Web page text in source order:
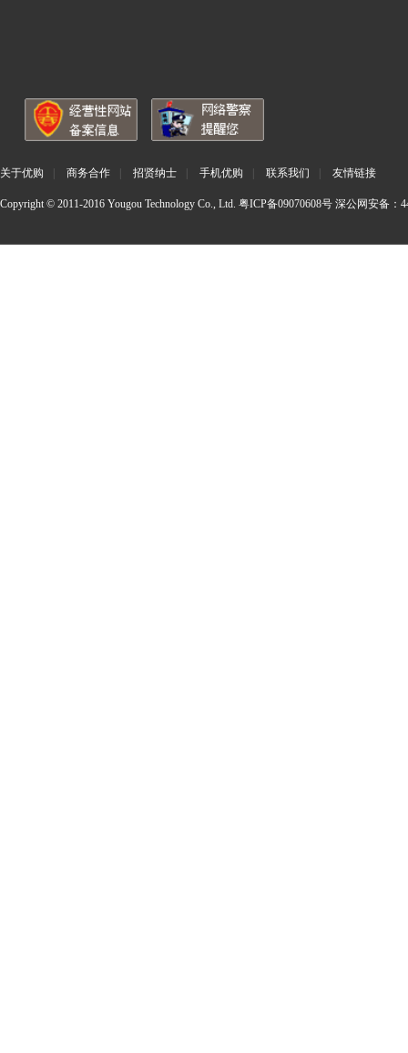
关于优购 商务合作 招贤纳士 手机优购 联系我们 友情链接
Copyright © 2011-2016 Yougou Technology Co., Ltd. 粤ICP备09070608号 深公网安备：